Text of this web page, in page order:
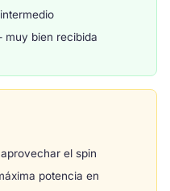
bien recibida
el spin
potencia en